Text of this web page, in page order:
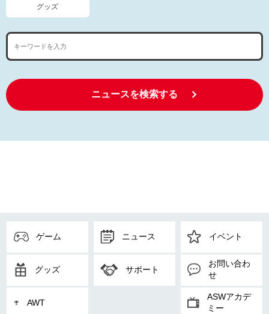
グッズ
ニュースを検索する
ゲーム ニュース イベント
グッズ サポート
お問い合わ
せ
AWT
ASWアカデ
ミー